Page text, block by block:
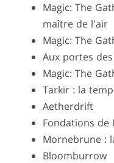
Magic: The
maître de l'air
Magic: The
Aux portes
Magic: The
Tarkir : la
Aetherdrift
Fondations de
Mornebrune :
Bloomburrow